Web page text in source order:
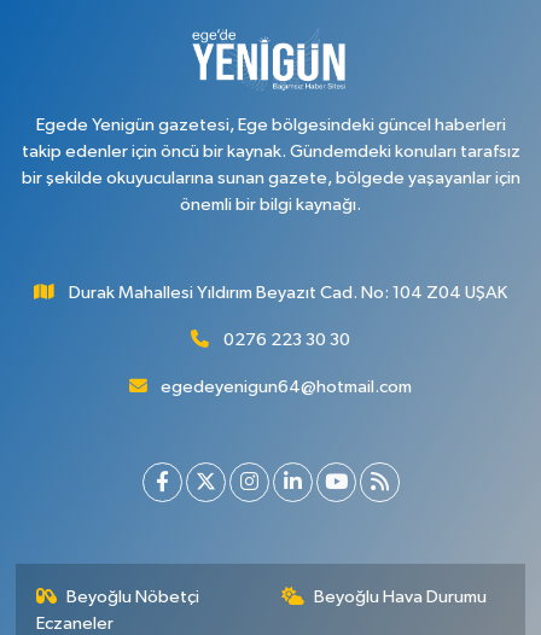
Atatürk Mahallesi, 2.Saçma Sokak No:9 B Merkez Uşak
Yol Tarifi Al
Egede Yenigün gazetesi, Ege bölgesindeki güncel haberleri
takip edenler için öncü bir kaynak. Gündemdeki konuları tarafsız
bir şekilde okuyucularına sunan gazete, bölgede yaşayanlar için
önemli bir bilgi kaynağı.
Durak Mahallesi Yıldırım Beyazıt Cad. No: 104 Z04 UŞAK
0276 223 30 30
egedeyenigun64@hotmail.com
Beyoğlu Nöbetçi
Eczaneler
Beyoğlu Hava Durumu